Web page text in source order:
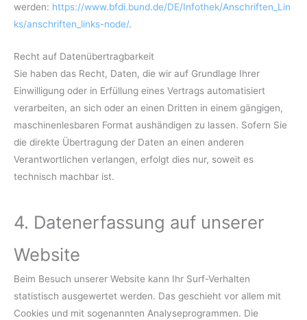
werden: https://www.bfdi.bund.de/DE/Infothek/Anschriften_Lin
ks/anschriften_links-node/.
Recht auf Datenübertragbarkeit
Sie haben das Recht, Daten, die wir auf Grundlage Ihrer
Einwilligung oder in Erfüllung eines Vertrags automatisiert
verarbeiten, an sich oder an einen Dritten in einem gängigen,
maschinenlesbaren Format aushändigen zu lassen. Sofern Sie
die direkte Übertragung der Daten an einen anderen
Verantwortlichen verlangen, erfolgt dies nur, soweit es
technisch machbar ist.
4. Datenerfassung auf unserer
Website
Beim Besuch unserer Website kann Ihr Surf-Verhalten
statistisch ausgewertet werden. Das geschieht vor allem mit
Cookies und mit sogenannten Analyseprogrammen. Die